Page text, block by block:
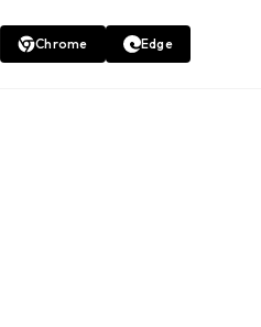
Chrome Edge